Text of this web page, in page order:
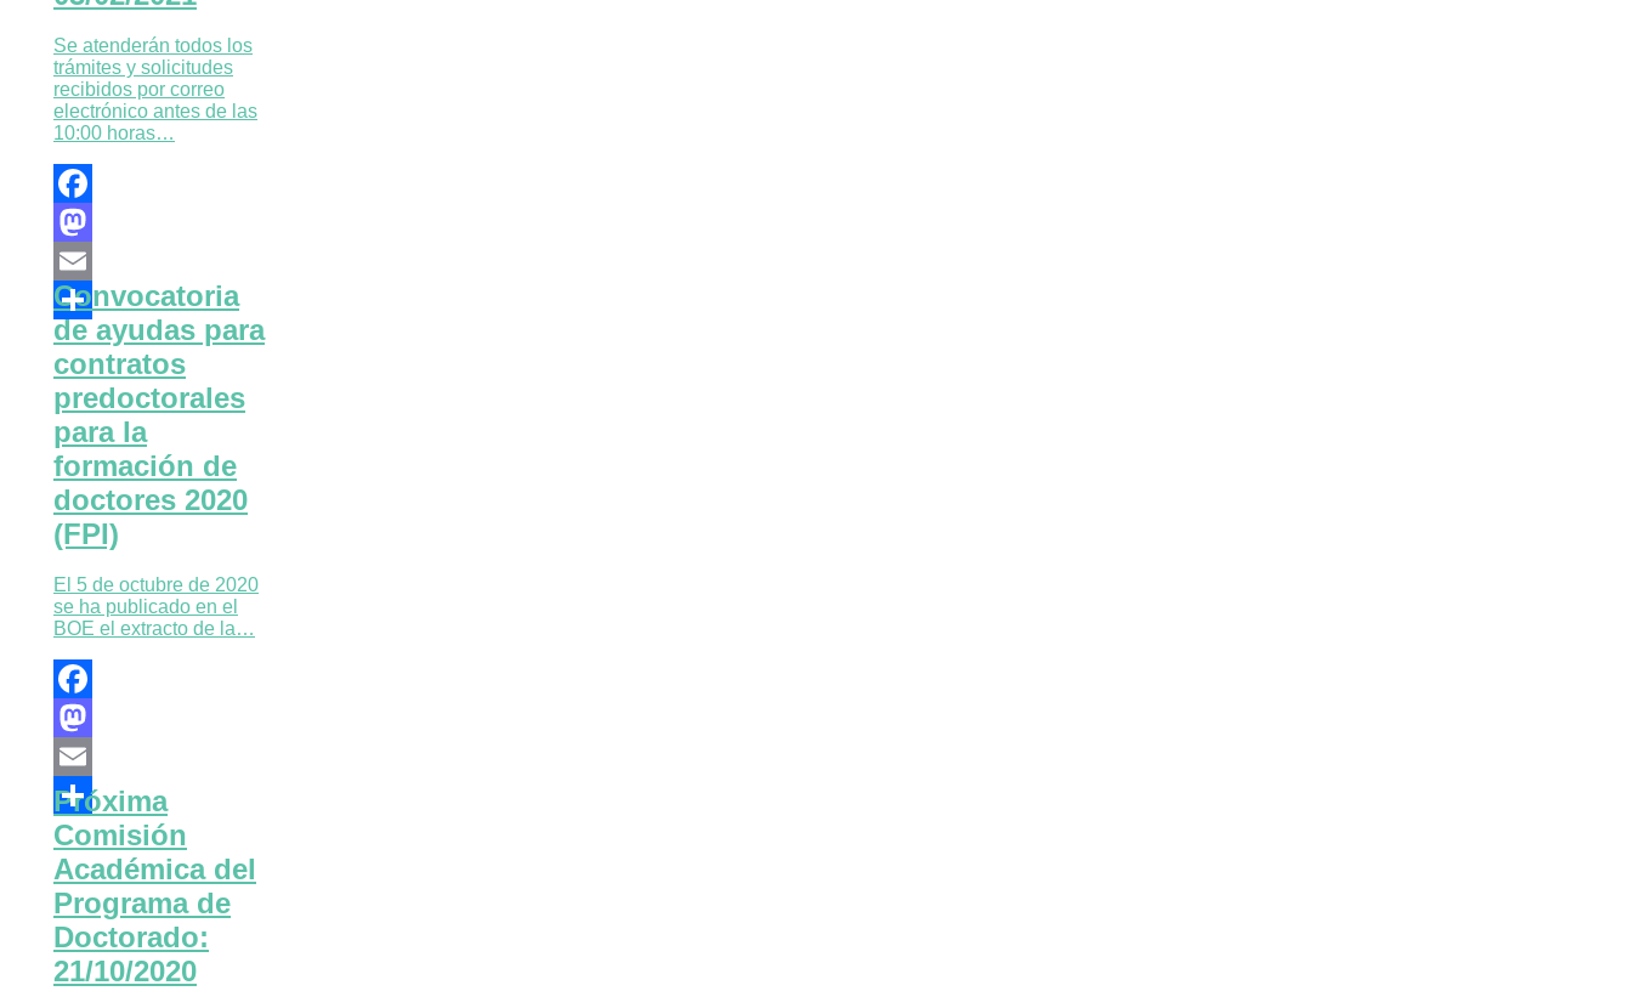
Se atenderán todos los
trámites y solicitudes
recibidos por correo
electrónico antes de las
10:00 horas…
Facebook
Mastodon
Email
Compartir
Convocatoria
de ayudas para
contratos
predoctorales
para la
formación de
doctores 2020
(FPI)
El 5 de octubre de 2020
se ha publicado en el
BOE el extracto de la…
Facebook
Mastodon
Email
Compartir
Próxima
Comisión
Académica del
Programa de
Doctorado:
21/10/2020